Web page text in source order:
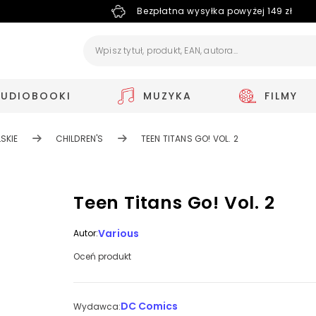
Bezpłatna wysyłka powyżej 149 zł
MUZYKA FILMY
CHILDREN'S TEEN TITANS GO! VOL. 2
Teen Titans Go! Vol. 2
Autor:Various
Oceń produkt
Wydawca:DC Comics